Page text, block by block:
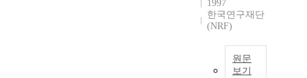
1997
한국연구재단
(NRF)
원문
보기